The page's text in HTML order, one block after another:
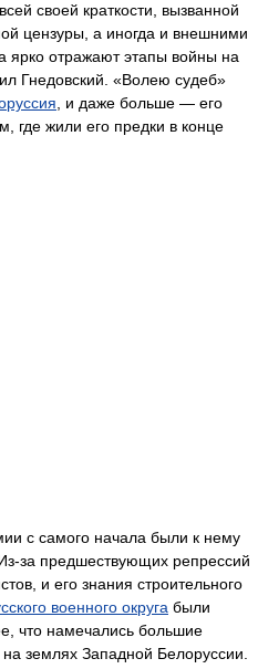
своей краткости, вызванной
цензуры, а иногда и внешними
ярко отражают этапы войны на
Гнедовский. «Волею судеб»
, и даже больше — его
где жили его предки в конце
с самого начала были к нему
за предшествующих репрессий
и его знания строительного
военного округа были
что намечались большие
землях Западной Белоруссии.